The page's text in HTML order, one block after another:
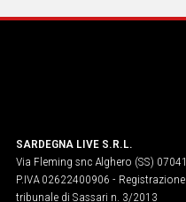
SARDEGNA LIVE S.R.L.
Via Fleming snc Alghero (SS) 07041
P.IVA 02622400906 - Registrazione
tribunale di Sassari n. 3/2013